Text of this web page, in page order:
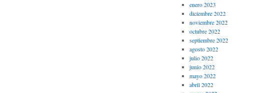
enero 2023
diciembre 2022
noviembre 2022
octubre 2022
septiembre 2022
agosto 2022
julio 2022
junio 2022
mayo 2022
abril 2022